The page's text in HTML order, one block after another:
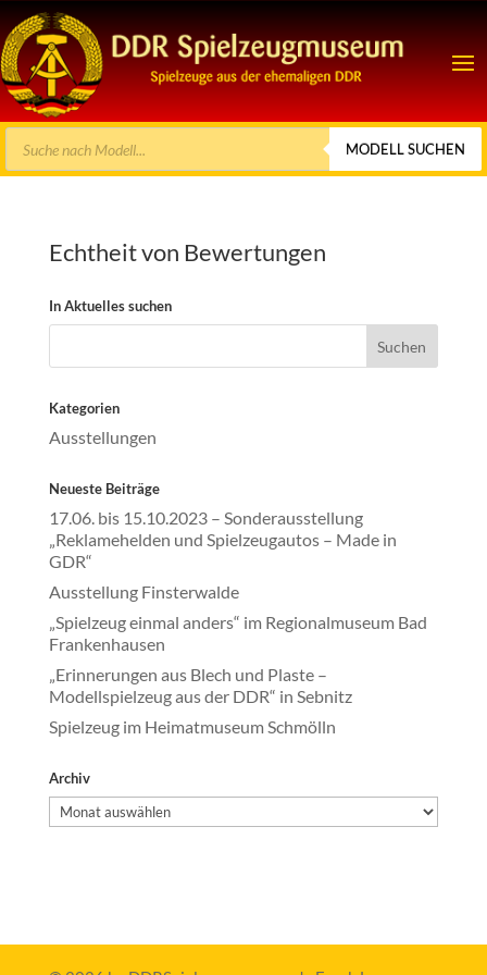
Products
search
MODELL SUCHEN
Echtheit von Bewertungen
In Aktuelles suchen
Kategorien
Ausstellungen
Neueste Beiträge
17.06. bis 15.10.2023 – Sonderausstellung
„Reklamehelden und Spielzeugautos – Made in
GDR“
Ausstellung Finsterwalde
„Spielzeug einmal anders“ im Regionalmuseum Bad
Frankenhausen
„Erinnerungen aus Blech und Plaste –
Modellspielzeug aus der DDR“ in Sebnitz
Spielzeug im Heimatmuseum Schmölln
Archiv
Archiv